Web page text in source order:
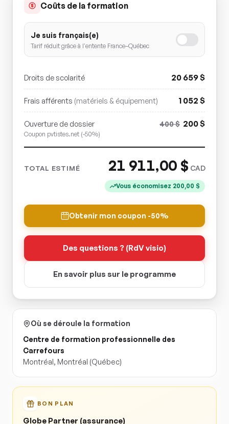
Coûts de la formation
Je suis français(e)
Tarif réduit grâce à l'entente France–Québec
Droits de scolarité 20 659$
Frais afférents (matériels & équipement) 1 052 $
Ouverture de dossier
Coupon pvtistes.net (-50%)
400$ 200$
TOTAL ESTIMÉ 21 911,00 $ CAD
Vous économisez 200,00 $
Obtenir mon coupon -50%
Des questions ? (RdV visio)
En savoir plus sur le programme
Où se déroule la formation
Centre de formation professionnelle des
Carrefours
Montréal, Montréal (Québec)
BON PLAN
Globe Partner (assurance)